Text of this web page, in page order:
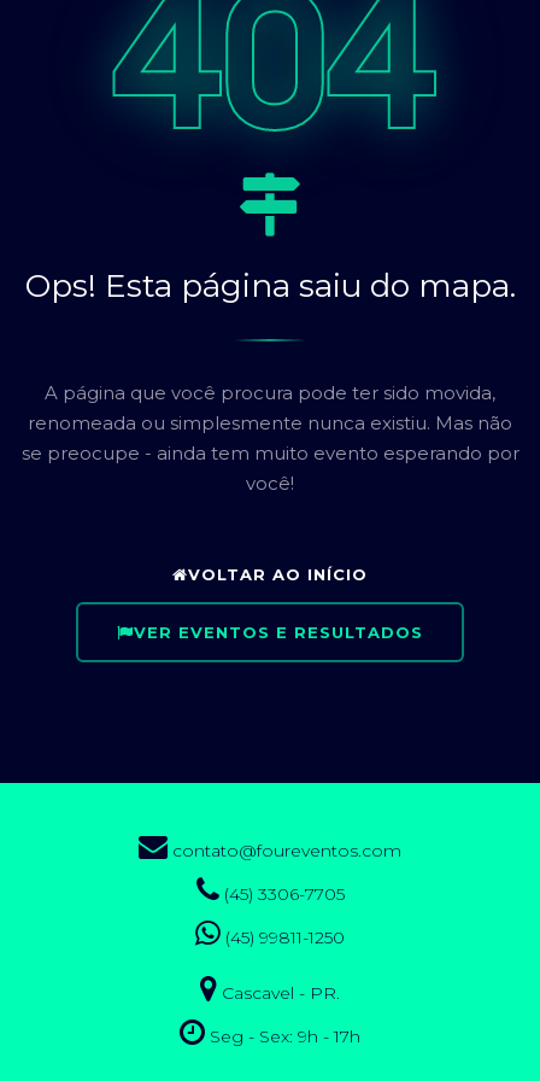
404
Ops! Esta página saiu do mapa.
A página que você procura pode ter sido movida,
renomeada ou simplesmente nunca existiu. Mas não
se preocupe - ainda tem muito evento esperando por
você!
VOLTAR AO INÍCIO
VER EVENTOS E RESULTADOS
contato@foureventos.com
(45) 3306-7705
(45) 99811-1250
Cascavel - PR.
Seg - Sex: 9h - 17h